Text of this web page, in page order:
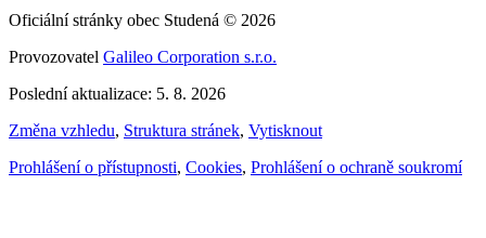
Oficiální stránky obec Studená © 2026
Provozovatel Galileo Corporation s.r.o.
Poslední aktualizace: 5. 8. 2026
Změna vzhledu, Struktura stránek, Vytisknout
Prohlášení o přístupnosti, Cookies, Prohlášení o ochraně soukromí